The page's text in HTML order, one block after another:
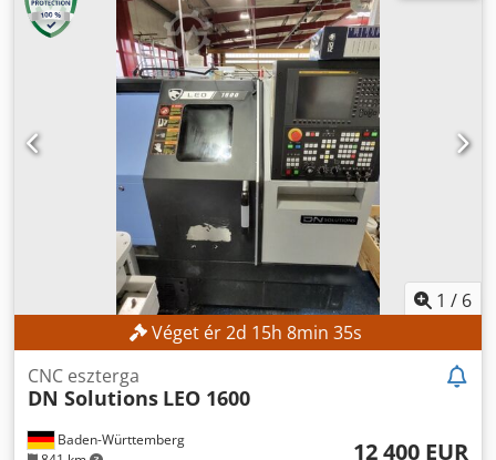
1 / 6
Véget ér2d 15h 8min 33s
Baden-Württemberg
CNC eszterga
DN Solutions LEO 1600
12 400 EUR